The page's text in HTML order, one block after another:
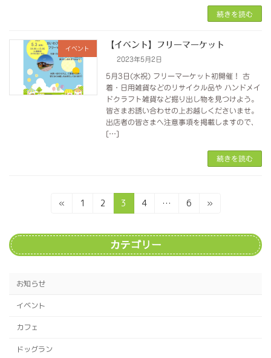
続きを読む
イベント 【イベント】フリーマーケット
2023年5月2日
5月3日(水祝) フリーマーケット初開催！ 古
着・日用雑貨などのリサイクル品や ハンドメイ
ドクラフト雑貨など掘り出し物を見つけよう。
皆さまお誘い合わせの上お越しくださいませ。
出店者の皆さまへ注意事項を掲載しますので、
[…]
続きを読む
の
ー
ジ
送
り
«
固
ー
ジ
1
固
ー
ジ
2
固
定
ー
ジ
3
固
ー
ジ
4 …
固
ー
ジ
6 »
カテゴリー
お知らせ
イベント
カフェ
ドッグラン